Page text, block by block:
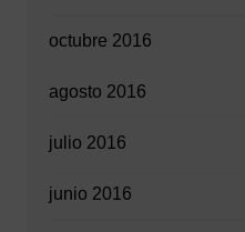
octubre 2016
agosto 2016
julio 2016
junio 2016